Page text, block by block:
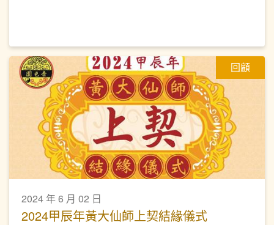
回顧
2024 年 6 月 02 日
2024甲辰年黃大仙師上契結緣儀式